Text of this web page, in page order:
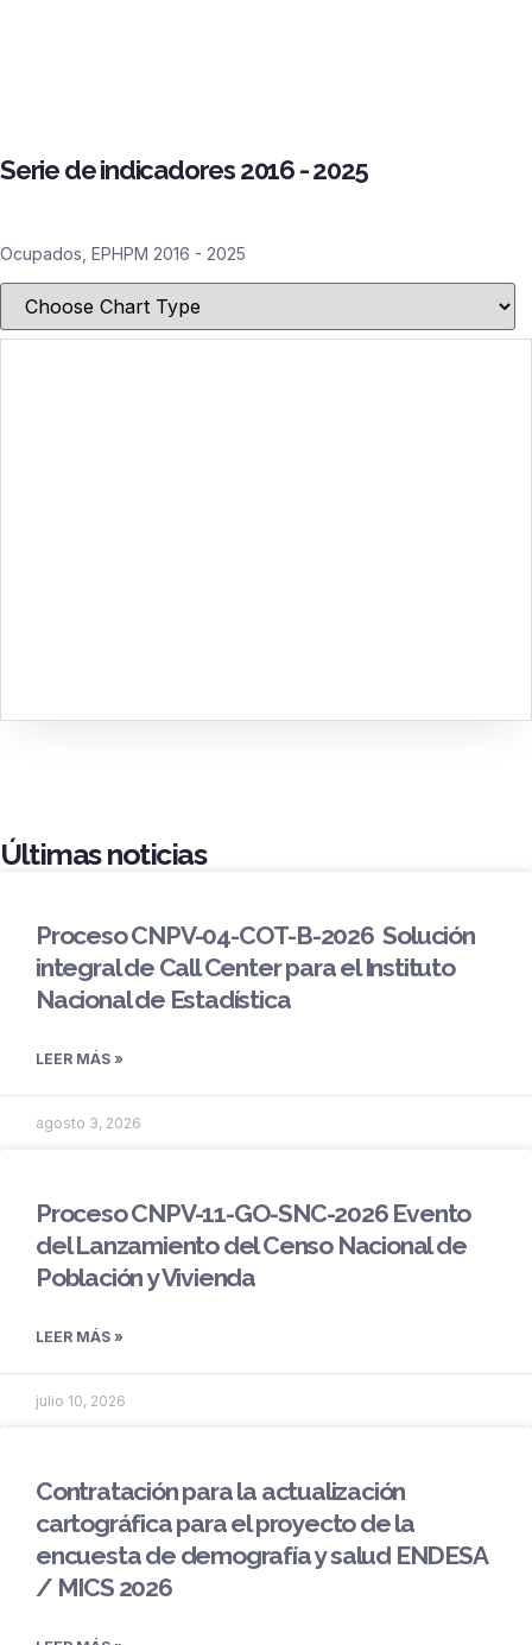
Serie de indicadores 2016 - 2025
Ocupados, EPHPM 2016 - 2025​
Últimas noticias
Proceso CNPV-04-COT-B-2026 Solución
integral de Call Center para el Instituto
Nacional de Estadística
LEER MÁS »
agosto 3, 2026
Proceso CNPV-11-GO-SNC-2026 Evento
del Lanzamiento del Censo Nacional de
Población y Vivienda
LEER MÁS »
julio 10, 2026
Contratación para la actualización
cartográfica para el proyecto de la
encuesta de demografía y salud ENDESA
/ MICS 2026